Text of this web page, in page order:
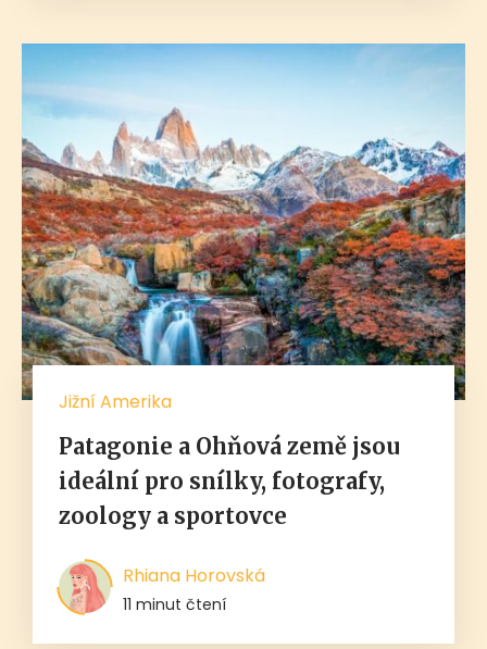
Jižní Amerika
Patagonie a Ohňová země jsou
ideální pro snílky, fotografy,
zoology a sportovce
Rhiana Horovská
11 minut čtení